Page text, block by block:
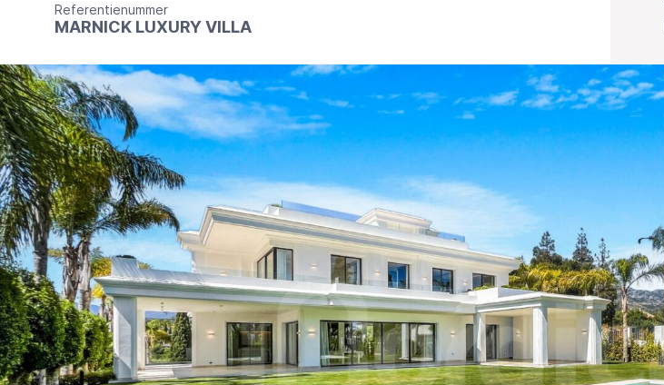
Referentienummer
MARNICK LUXURY VILLA